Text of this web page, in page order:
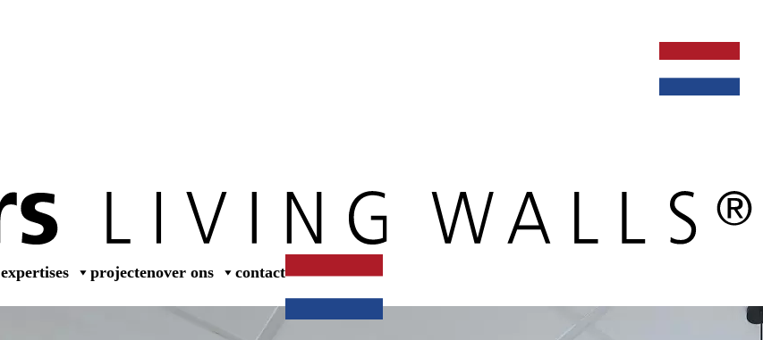
expertises projectenover ons contact